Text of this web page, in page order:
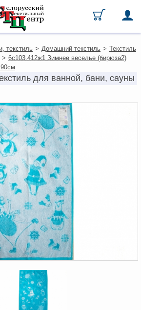
и
и
текстиль > Домашний текстиль > Текстиль
> 6с103.412ж1 Зимнее веселье (бирюза2)
для ванной, бани, сауны